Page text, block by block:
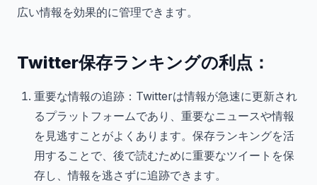
広い情報を効果的に管理できます。
Twitter保存ランキングの利点：
重要な情報の追跡：Twitterは情報が急速に更新され
るプラットフォームであり、重要なニュースや情報
を見逃すことがよくあります。保存ランキングを活
用することで、後で読むために重要なツイートを保
存し、情報を逃さずに追跡できます。